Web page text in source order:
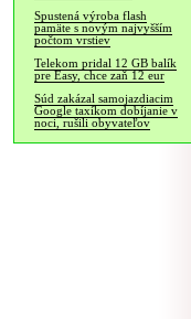
Spustená výroba flash
pamäte s novým najvyšším
počtom vrstiev
Telekom pridal 12 GB balík
pre Easy, chce zaň 12 eur
Súd zakázal samojazdiacim
Google taxíkom dobíjanie v
noci, rušili obyvateľov